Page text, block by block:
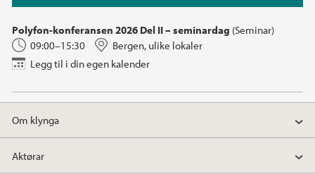
Polyfon-konferansen 2026 Del II – seminardag (Seminar)
09:00–15:30
Bergen, ulike lokaler
Legg til i din egen kalender
Om klynga
Aktørar